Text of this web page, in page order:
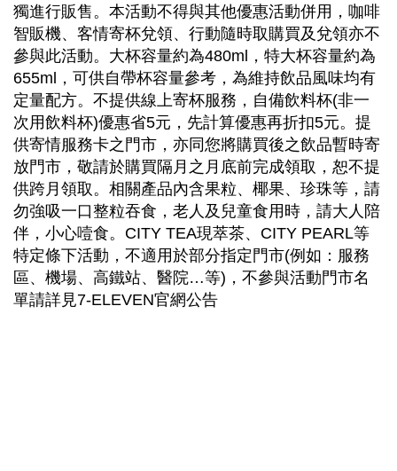
獨進行販售。本活動不得與其他優惠活動併用，咖啡
智販機、客情寄杯兌領、行動隨時取購買及兌領亦不
參與此活動。大杯容量約為480ml，特大杯容量約為
655ml，可供自帶杯容量參考，為維持飲品風味均有
定量配方。不提供線上寄杯服務，自備飲料杯(非一
次用飲料杯)優惠省5元，先計算優惠再折扣5元。提
供寄情服務卡之門市，亦同您將購買後之飲品暫時寄
放門市，敬請於購買隔月之月底前完成領取，恕不提
供跨月領取。相關產品內含果粒、椰果、珍珠等，請
勿強吸一口整粒吞食，老人及兒童食用時，請大人陪
伴，小心噎食。CITY TEA現萃茶、CITY PEARL等
特定條下活動，不適用於部分指定門市(例如：服務
區、機場、高鐵站、醫院…等)，不參與活動門市名
單請詳見7-ELEVEN官網公告